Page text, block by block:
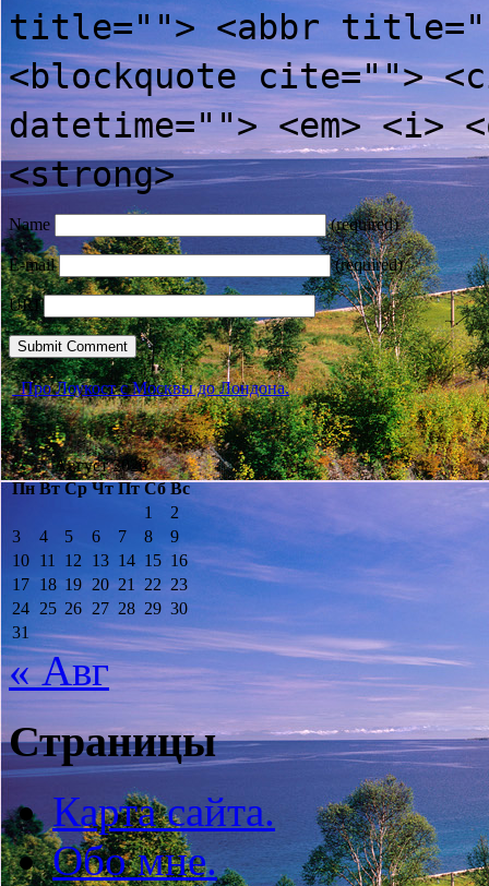
title=""> <abbr
<blockquote cite="">
datetime=""> <em>
<strong>
Name (required)
E-mail (required)
URI
Про Лоукост с Москвы до Лондона.
Август 2026
Пн Вт Ср Чт Пт Сб Вс
1
2
3
4 5 6 7 8
9
10 11 12 13 14 15 16
17 18 19 20 21 22 23
24 25 26 27 28 29 30
31
« Авг
Страницы
Карта сайта.
Обо мне.